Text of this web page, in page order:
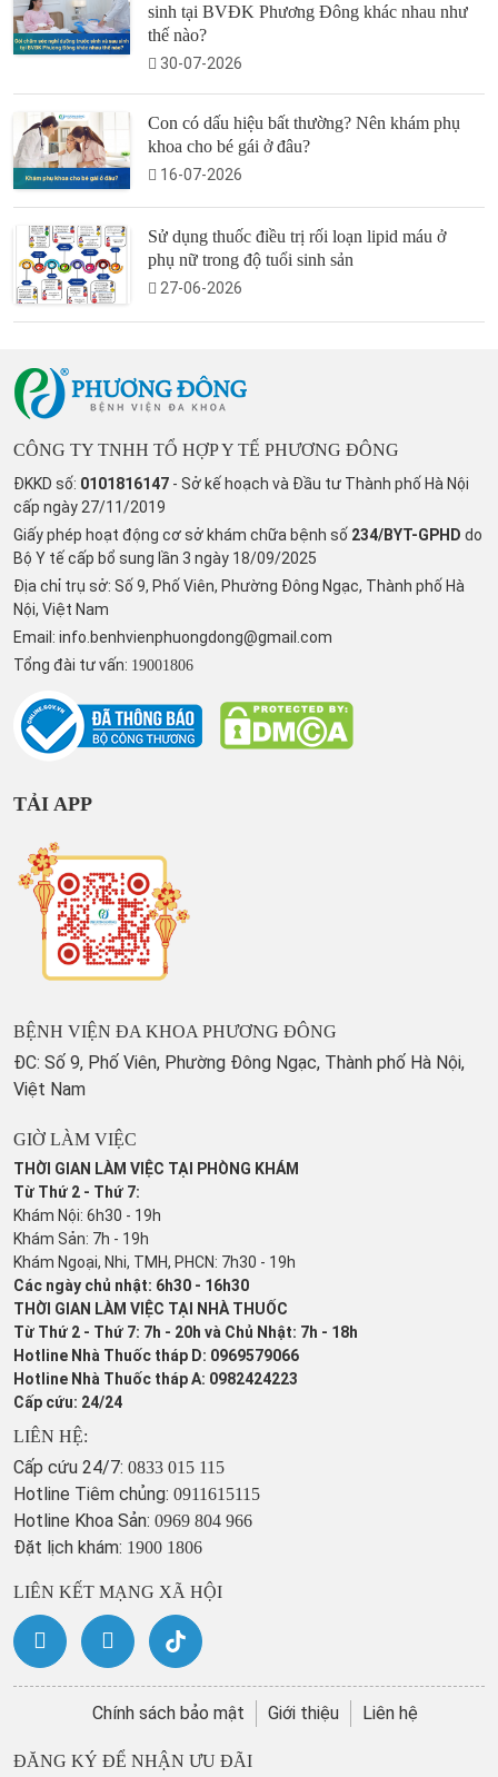
sinh tại BVĐK Phương Đông khác nhau như
thế nào?
30-07-2026
Con có dấu hiệu bất thường? Nên khám phụ
khoa cho bé gái ở đâu?
16-07-2026
Sử dụng thuốc điều trị rối loạn lipid máu ở
phụ nữ trong độ tuổi sinh sản
27-06-2026
CÔNG TY TNHH TỔ HỢP Y TẾ PHƯƠNG ĐÔNG
ĐKKD số: 0101816147 - Sở kế hoạch và Đầu tư Thành phố Hà Nội
cấp ngày 27/11/2019
Giấy phép hoạt động cơ sở khám chữa bệnh số 234/BYT-GPHD do
Bộ Y tế cấp bổ sung lần 3 ngày 18/09/2025
Địa chỉ trụ sở: Số 9, Phố Viên, Phường Đông Ngạc, Thành phố Hà
Nội, Việt Nam
Email: info.benhvienphuongdong@gmail.com
Tổng đài tư vấn: 19001806
TẢI APP
BỆNH VIỆN ĐA KHOA PHƯƠNG ĐÔNG
ĐC: Số 9, Phố Viên, Phường Đông Ngạc, Thành phố Hà Nội,
Việt Nam
GIỜ LÀM VIỆC
THỜI GIAN LÀM VIỆC TẠI PHÒNG KHÁM
Từ Thứ 2 - Thứ 7:
Khám Nội: 6h30 - 19h
Khám Sản: 7h - 19h
Khám Ngoại, Nhi, TMH, PHCN: 7h30 - 19h
Các ngày chủ nhật: 6h30 - 16h30
THỜI GIAN LÀM VIỆC TẠI NHÀ THUỐC
Từ Thứ 2 - Thứ 7: 7h - 20h và Chủ Nhật: 7h - 18h
Hotline Nhà Thuốc tháp D: 0969579066
Hotline Nhà Thuốc tháp A: 0982424223
Cấp cứu: 24/24
LIÊN HỆ:
Cấp cứu 24/7: 0833 015 115
Hotline Tiêm chủng: 0911615115
Hotline Khoa Sản: 0969 804 966
Đặt lịch khám: 1900 1806
LIÊN KẾT MẠNG XÃ HỘI
Chính sách bảo mật Giới thiệu Liên hệ
ĐĂNG KÝ ĐỂ NHẬN ƯU ĐÃI